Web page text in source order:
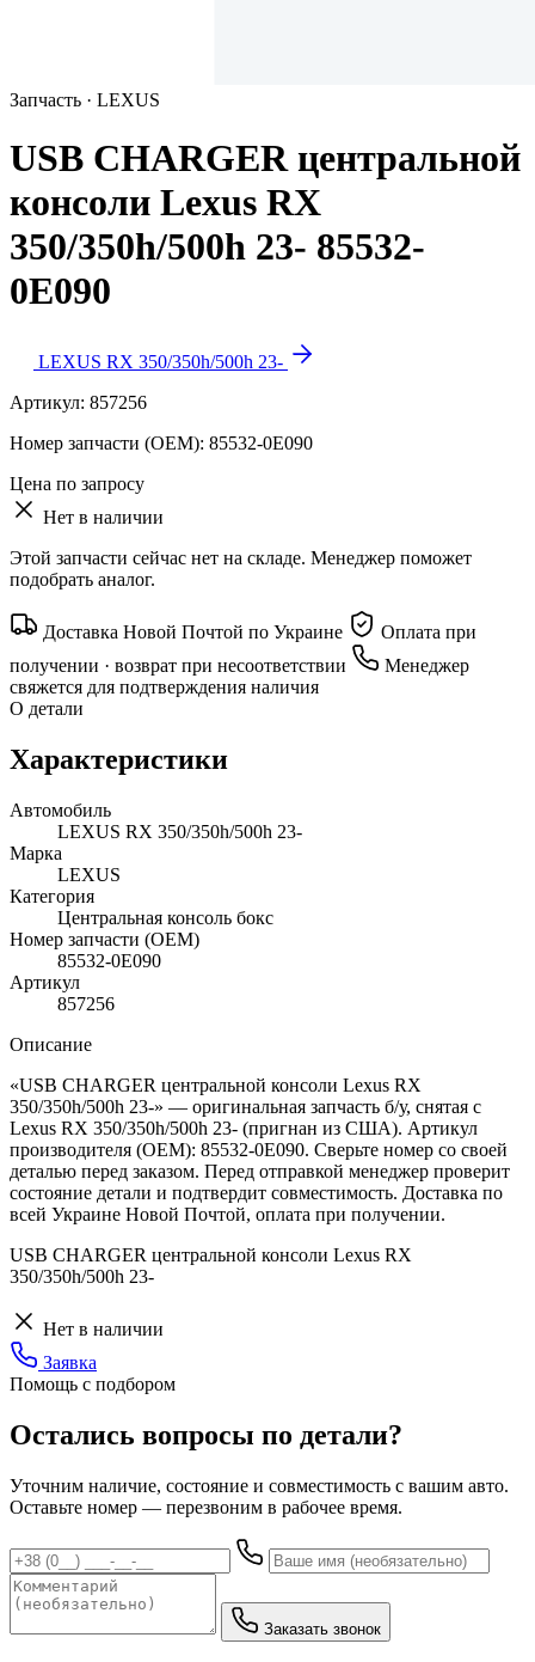
Запчасть · LEXUS
USB CHARGER центральной
консоли Lexus RX
350/350h/500h 23- 85532-
0E090
LEXUS RX 350/350h/500h 23-
Артикул: 857256
Номер запчасти (OEM): 85532-0E090
Цена по запросу
Нет в наличии
Этой запчасти сейчас нет на складе. Менеджер поможет
подобрать аналог.
Доставка Новой Почтой по Украине
Оплата при
получении · возврат при несоответствии
Менеджер
свяжется для подтверждения наличия
О детали
Характеристики
Автомобиль
LEXUS RX 350/350h/500h 23-
Марка
LEXUS
Категория
Центральная консоль бокс
Номер запчасти (OEM)
85532-0E090
Артикул
857256
Описание
«USB CHARGER центральной консоли Lexus RX
350/350h/500h 23-» — оригинальная запчасть б/у, снятая с
Lexus RX 350/350h/500h 23- (пригнан из США). Артикул
производителя (OEM): 85532-0E090. Сверьте номер со своей
деталью перед заказом. Перед отправкой менеджер проверит
состояние детали и подтвердит совместимость. Доставка по
всей Украине Новой Почтой, оплата при получении.
USB CHARGER центральной консоли Lexus RX
350/350h/500h 23-
Нет в наличии
Заявка
Помощь с подбором
Остались вопросы по детали?
Уточним наличие, состояние и совместимость с вашим авто.
Оставьте номер — перезвоним в рабочее время.
Заказать звонок